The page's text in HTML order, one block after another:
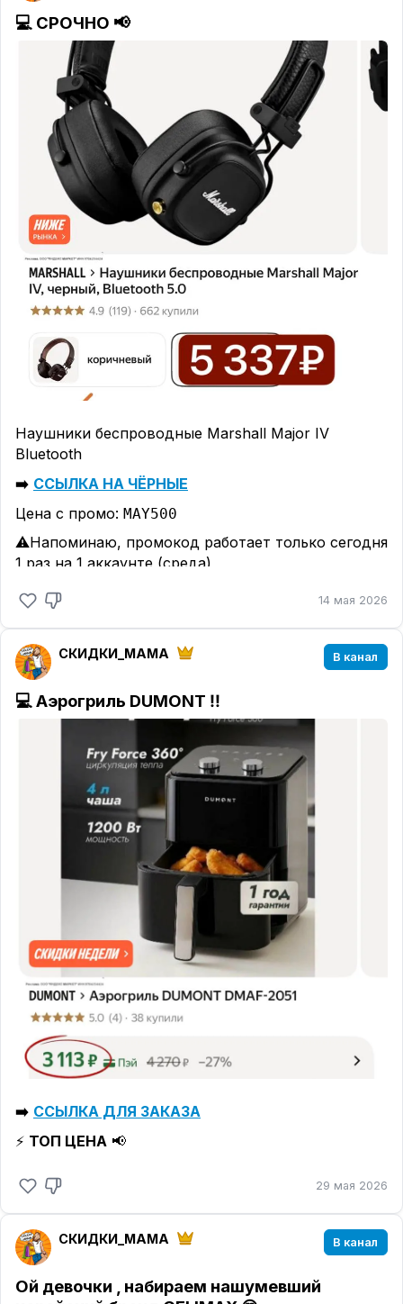
💻 СРОЧНО 📢
Наушники беспроводные Marshall Major IV
Bluetooth
➡️ ССЫЛКА НА ЧЁРНЫЕ
Цена с промо: MAY500
⚠️Напоминаю, промокод работает только сегодня
1 раз на 1 аккаунте (среда)
14 мая 2026
СКИДКИ_MAMA В канал
💻 Аэрогриль DUMONT ‼️
➡️ ССЫЛКА ДЛЯ ЗАКАЗА
⚡️ ТОП ЦЕНА 📢
29 мая 2026
СКИДКИ_MAMA В канал
Ой девочки , набираем нашумевший